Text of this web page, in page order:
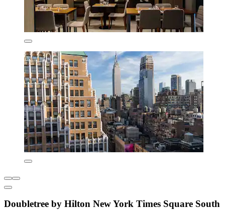
Doubletree by Hilton New York Times Square South